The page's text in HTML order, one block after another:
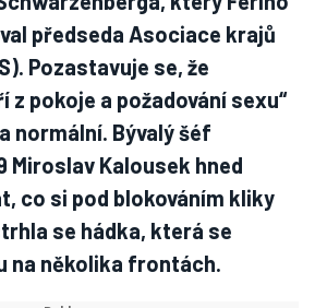
předseda Asociace krajů
Pozastavuje se, že
z pokoje a požadování sexu“
normální. Bývalý šéf
Miroslav Kalousek hned
co si pod blokováním kliky
se hádka, která se
na několika frontách.